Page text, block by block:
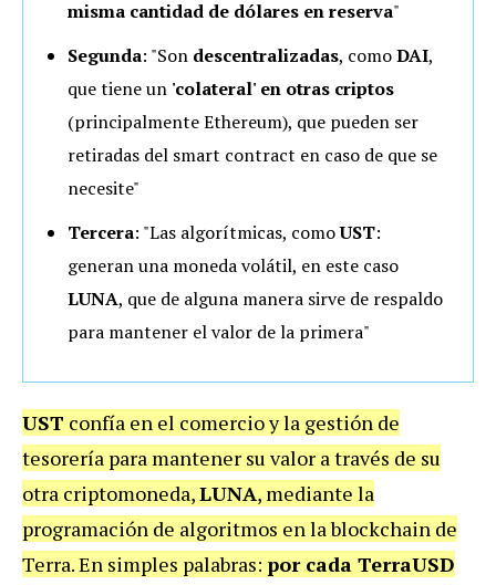
misma cantidad de dólares en reserva"
Segunda: "Son descentralizadas, comoDAI,
que tiene un 'colateral' en otras criptos
(principalmente Ethereum), que pueden ser
retiradas del smart contract en caso de que se
necesite"
Tercera: "Las algorítmicas, comoUST:
generan una moneda volátil, en este caso
LUNA, que de alguna manera sirve de respaldo
para mantener el valor de la primera"
UST confía en el comercio y la gestión de
tesorería para mantener su valor a través de su
otra criptomoneda,LUNA, mediante la
programación de algoritmos en la blockchain de
Terra. En simples palabras: por cada TerraUSD